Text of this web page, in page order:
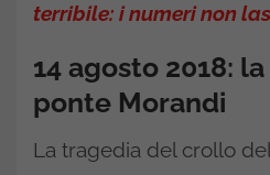
terribile: i numeri non
14 agosto 2018:
ponte Morandi
La tragedia del crollo